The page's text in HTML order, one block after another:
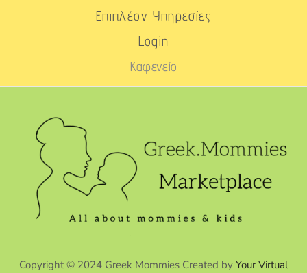
Επιπλέον Υπηρεσίες
Login
Καφενείο
Copyright © 2024 Greek Mommies Created by Your Virtual